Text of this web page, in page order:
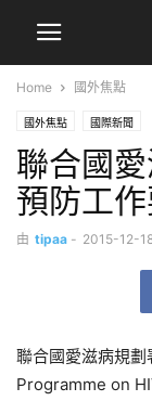
Home 國外焦點
國外焦點 國際新聞
聯合國
預防工
由 tipaa - 2015-12-
聯合國愛滋病規
Programme on